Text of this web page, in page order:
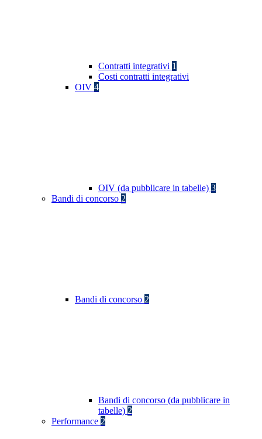
Contratti integrativi 1
Costi contratti integrativi
OIV 4
OIV (da pubblicare in tabelle) 3
Bandi di concorso 2
Bandi di concorso 2
Bandi di concorso (da pubblicare in
tabelle) 2
Performance 2